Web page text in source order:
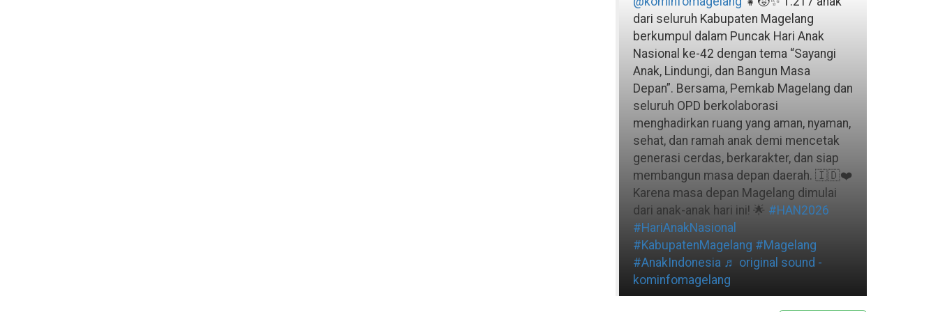
dari seluruh Kabupaten Magelang
berkumpul dalam Puncak Hari Anak
Nasional ke-42 dengan tema “Sayangi
Anak, Lindungi, dan Bangun Masa
Depan”. Bersama, Pemkab Magelang dan
seluruh OPD berkolaborasi
menghadirkan ruang yang aman, nyaman,
sehat, dan ramah anak demi mencetak
generasi cerdas, berkarakter, dan siap
membangun masa depan daerah. 🇮🇩❤️
Karena masa depan Magelang dimulai
dari anak-anak hari ini! 🌟 #HAN2026
#HariAnakNasional
#KabupatenMagelang #Magelang
#AnakIndonesia ♬ original sound -
kominfomagelang